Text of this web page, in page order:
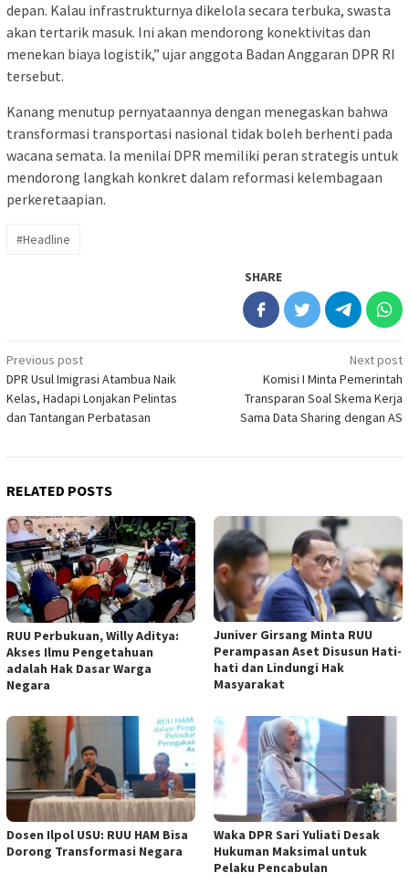
depan. Kalau infrastrukturnya dikelola secara terbuka, swasta
akan tertarik masuk. Ini akan mendorong konektivitas dan
menekan biaya logistik,” ujar anggota Badan Anggaran DPR RI
tersebut.
Kanang menutup pernyataannya dengan menegaskan bahwa
transformasi transportasi nasional tidak boleh berhenti pada
wacana semata. Ia menilai DPR memiliki peran strategis untuk
mendorong langkah konkret dalam reformasi kelembagaan
perkeretaapian.
#Headline
SHARE
Post
navigation
Previous post
DPR Usul Imigrasi Atambua Naik
Kelas, Hadapi Lonjakan Pelintas
dan Tantangan Perbatasan
Next post
Komisi I Minta Pemerintah
Transparan Soal Skema Kerja
Sama Data Sharing dengan AS
RELATED POSTS
RUU Perbukuan, Willy Aditya:
Akses Ilmu Pengetahuan
adalah Hak Dasar Warga
Negara
Juniver Girsang Minta RUU
Perampasan Aset Disusun Hati-
hati dan Lindungi Hak
Masyarakat
Dosen Ilpol USU: RUU HAM Bisa
Dorong Transformasi Negara
Waka DPR Sari Yuliati Desak
Hukuman Maksimal untuk
Pelaku Pencabulan